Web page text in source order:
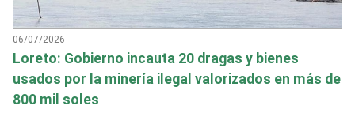
06/07/2026
Loreto: Gobierno incauta 20 dragas y bienes
usados por la minería ilegal valorizados en más de
800 mil soles